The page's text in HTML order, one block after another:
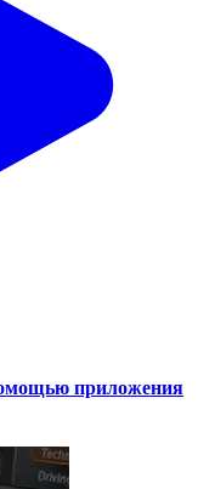
приложения